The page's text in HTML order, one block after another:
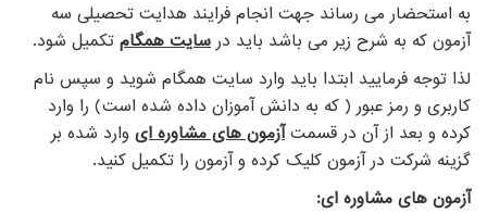
به استحضار می ­رساند جهت انجام فرایند هدایت تحصیلی سه
آزمون که به شرح زیر می ­باشد باید در سایت همگام تکمیل شود.
لذا توجه فرمایید ابتدا باید وارد سایت همگام شوید و سپس نام
کاربری و رمز عبور ( که به دانش ­آموزان داده شده است) را وارد
کرده و بعد از آن در قسمتآزمون ­های مشاوره ای وارد شده بر
گزینه شرکت در آزمون کلیک کرده و آزمون را تکمیل کنید.
آزمون ­های مشاوره ­ای: